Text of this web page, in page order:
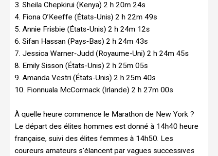
3. Sheila Chepkirui (Kenya) 2 h 20m 24s
4. Fiona O’Keeffe (États-Unis) 2 h 22m 49s
5. Annie Frisbie (États-Unis) 2 h 24m 12s
6. Sifan Hassan (Pays-Bas) 2 h 24m 43s
7. Jessica Warner-Judd (Royaume-Uni) 2 h 24m 45s
8. Emily Sisson (États-Unis) 2 h 25m 05s
9. Amanda Vestri (États-Unis) 2 h 25m 40s
10. Fionnuala McCormack (Irlande) 2 h 27m 00s
À quelle heure commence le Marathon de New York ?
Le départ des élites hommes est donné à 14h40 heure
française, suivi des élites femmes à 14h50. Les
coureurs amateurs s’élancent par vagues successives